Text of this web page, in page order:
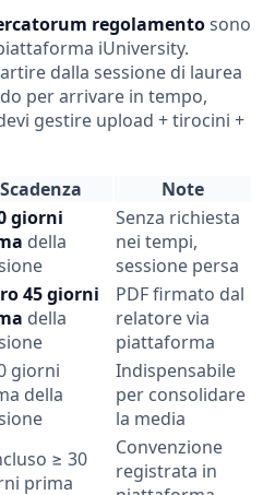
regolamentosono
iUniversity.
dalla sessione di laurea
per arrivare in tempo,
gestire upload + tirocini +
Scadenza
Note
giorni
della
Senza richiesta
nei tempi,
sessione persa
45 giorni
della
PDF firmato dal
relatore via
piattaforma
giorni
della
Indispensabile
per consolidare
la media
≥ 30
prima
Convenzione
registrata in